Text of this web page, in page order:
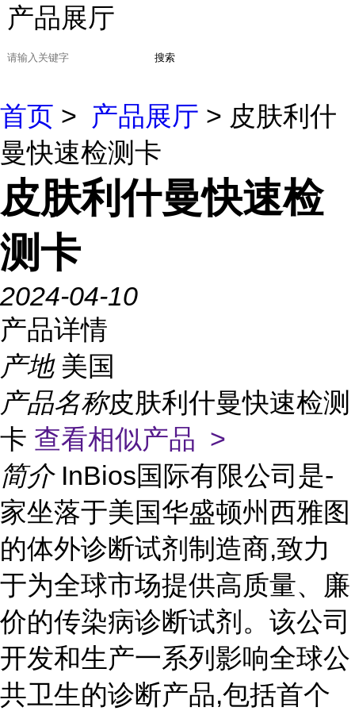
产品展厅
搜索
首页 > 产品展厅 > 皮肤利什
曼快速检测卡
皮肤利什曼快速检
测卡
2024-04-10
产品详情
产地 美国
产品名称皮肤利什曼快速检测
卡 查看相似产品 >
简介 InBios国际有限公司是-
家坐落于美国华盛顿州西雅图
的体外诊断试剂制造商,致力
于为全球市场提供高质量、廉
价的传染病诊断试剂。该公司
开发和生产一系列影响全球公
共卫生的诊断产品,包括首个